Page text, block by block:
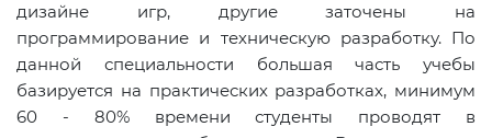
дизайне игр, другие заточены на
программирование и техническую разработку. По
данной специальности большая часть учебы
базируется на практических разработках, минимум
60 - 80% времени студенты проводят в